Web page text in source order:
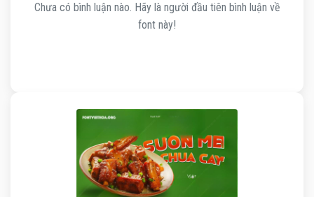
Chưa có bình luận nào. Hãy là người đầu tiên bình luận về
font này!